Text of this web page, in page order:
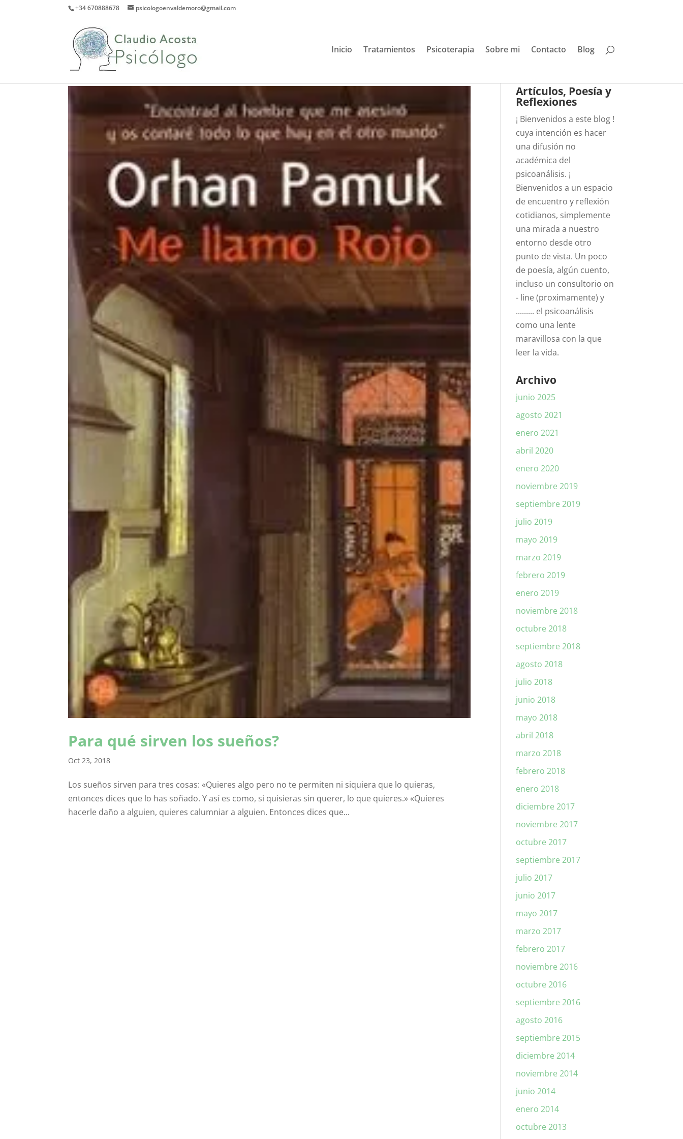
+34 670888678 psicologoenvaldemoro@gmail.com
Inicio Tratamientos Psicoterapia Sobre mi Contacto Blog
Para qué sirven los sueños?
Oct 23, 2018
Los sueños sirven para tres cosas: «Quieres algo pero no te permiten ni siquiera que lo quieras,
entonces dices que lo has soñado. Y así es como, si quisieras sin querer, lo que quieres.» «Quieres
hacerle daño a alguien, quieres calumniar a alguien. Entonces dices que...
Artículos, Poesía y
Reflexiones
¡ Bienvenidos a este blog !
cuya intención es hacer
una difusión no
académica del
psicoanálisis. ¡
Bienvenidos a un espacio
de encuentro y reflexión
cotidianos, simplemente
una mirada a nuestro
entorno desde otro
punto de vista. Un poco
de poesía, algún cuento,
incluso un consultorio on
- line (proximamente) y
......... el psicoanálisis
como una lente
maravillosa con la que
leer la vida.
Archivo
junio 2025
agosto 2021
enero 2021
abril 2020
enero 2020
noviembre 2019
septiembre 2019
julio 2019
mayo 2019
marzo 2019
febrero 2019
enero 2019
noviembre 2018
octubre 2018
septiembre 2018
agosto 2018
julio 2018
junio 2018
mayo 2018
abril 2018
marzo 2018
febrero 2018
enero 2018
diciembre 2017
noviembre 2017
octubre 2017
septiembre 2017
julio 2017
junio 2017
mayo 2017
marzo 2017
febrero 2017
noviembre 2016
octubre 2016
septiembre 2016
agosto 2016
septiembre 2015
diciembre 2014
noviembre 2014
junio 2014
enero 2014
octubre 2013